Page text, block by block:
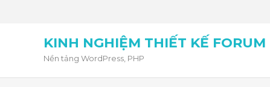
KINH NGHIỆM THIẾT KẾ FORUM
Nền tảng WordPress, PHP